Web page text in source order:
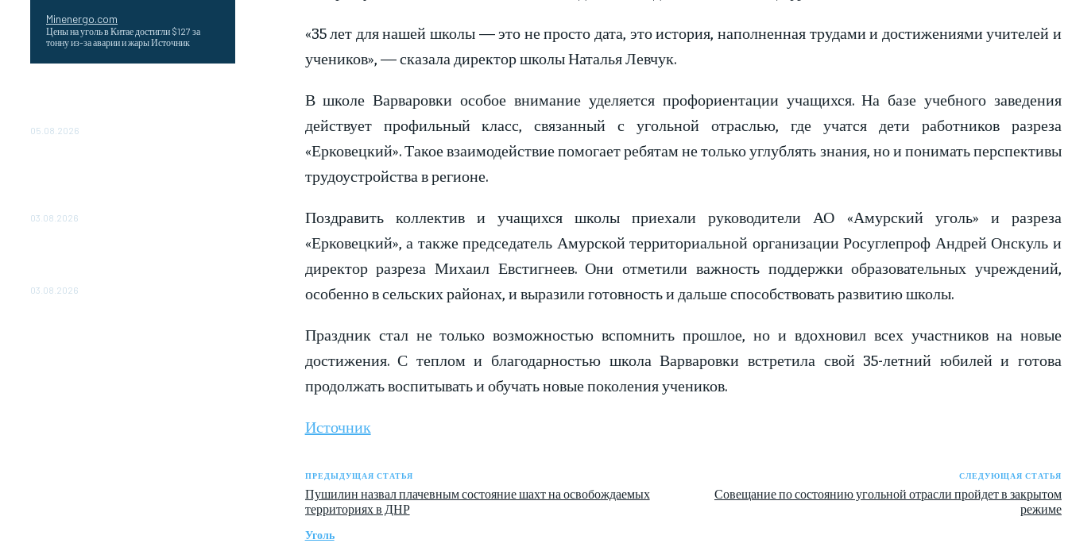
Minenergo.com
Цены на уголь в Китае достигли $127 за
тонну из-за аварии и жары Источник
05.08.2026
03.08.2026
03.08.2026
«35 лет для нашей школы — это не просто дата, это история, наполненная трудами и достижениями учителей и
учеников», — сказала директор школы Наталья Левчук.
В школе Варваровки особое внимание уделяется профориентации учащихся. На базе учебного заведения
действует профильный класс, связанный с угольной отраслью, где учатся дети работников разреза
«Ерковецкий». Такое взаимодействие помогает ребятам не только углублять знания, но и понимать перспективы
трудоустройства в регионе.
Поздравить коллектив и учащихся школы приехали руководители АО «Амурский уголь» и разреза
«Ерковецкий», а также председатель Амурской территориальной организации Росуглепроф Андрей Онскуль и
директор разреза Михаил Евстигнеев. Они отметили важность поддержки образовательных учреждений,
особенно в сельских районах, и выразили готовность и дальше способствовать развитию школы.
Праздник стал не только возможностью вспомнить прошлое, но и вдохновил всех участников на новые
достижения. С теплом и благодарностью школа Варваровки встретила свой 35-летний юбилей и готова
продолжать воспитывать и обучать новые поколения учеников.
Источник
ПРЕДЫДУЩАЯ СТАТЬЯ
Пушилин назвал плачевным состояние шахт на освобождаемых
территориях в ДНР
СЛЕДУЮЩАЯ СТАТЬЯ
Совещание по состоянию угольной отрасли пройдет в закрытом
режиме
Уголь